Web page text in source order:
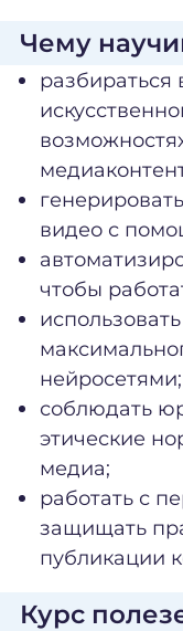
Чему
видео с
чтобы
нейросетями;
соблюдать
этические
медиа;
работать с
защищать
публикации
Курс